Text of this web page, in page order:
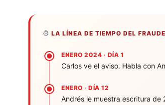
LA LÍNEA DE TIEMPO DEL FRAUDE
ENERO 2024 · DÍA 1
Carlos ve el aviso. Habla con
ENERO · DÍA 12
Andrés le muestra escritura